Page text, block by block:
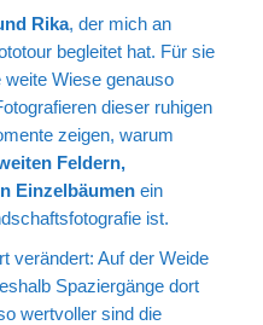
Rika, der mich an
begleitet hat. Für sie
Wiese genauso
dieser ruhigen
zeigen, warum
Feldern,
Einzelbäumen ein
ist.
verändert: Auf der Weide
Spaziergänge dort
wertvoller sind die